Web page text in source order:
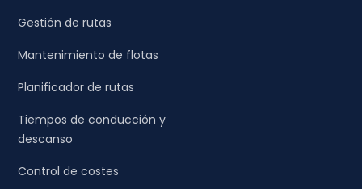
Gestión de rutas
Mantenimiento de flotas
Planificador de rutas
Tiempos de conducción y
descanso
Control de costes